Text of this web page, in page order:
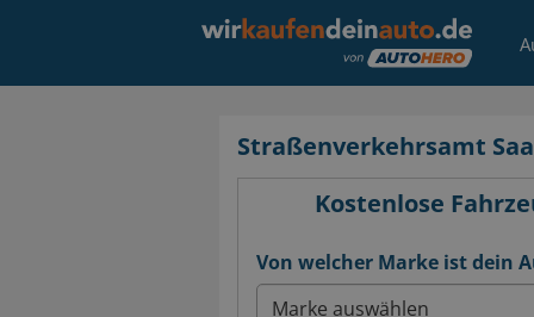
Straßenverkehrsamt
Kostenlose
Von welcher Marke ist dein